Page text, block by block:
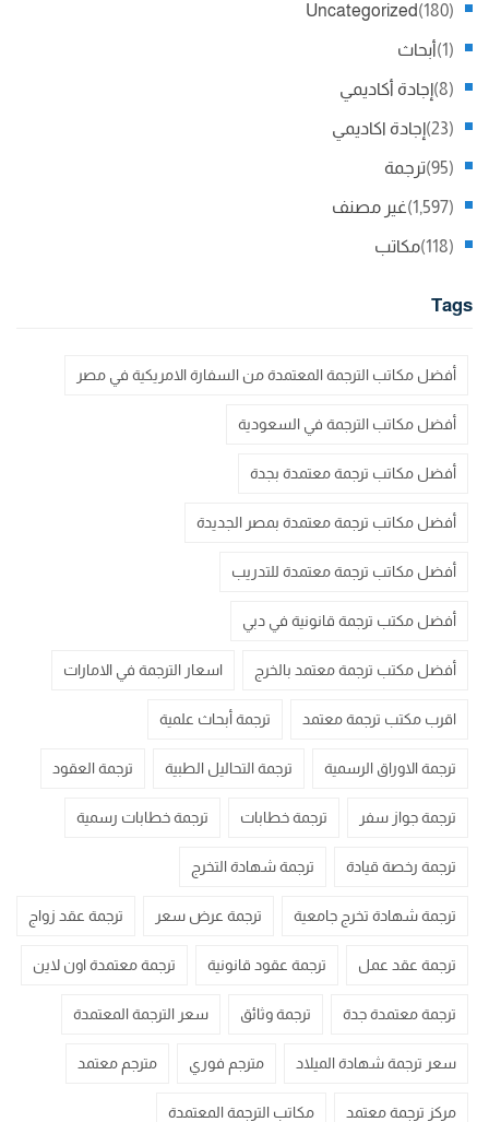
Uncategorized (180)
أبحاث (1)
إجادة أكاديمي (8)
إجادة اكاديمي (23)
ترجمة (95)
غير مصنف (1,597)
مكاتب (118)
Tags
أفضل مكاتب الترجمة المعتمدة من السفارة الامريكية في مصر
أفضل مكاتب الترجمة في السعودية
أفضل مكاتب ترجمة معتمدة بجدة
أفضل مكاتب ترجمة معتمدة بمصر الجديدة
أفضل مكاتب ترجمة معتمدة للتدريب
أفضل مكتب ترجمة قانونية في دبي
أفضل مكتب ترجمة معتمد بالخرج اسعار الترجمة في الامارات
اقرب مكتب ترجمة معتمد ترجمة أبحاث علمية
ترجمة الاوراق الرسمية ترجمة التحاليل الطبية ترجمة العقود
ترجمة جواز سفر ترجمة خطابات ترجمة خطابات رسمية
ترجمة رخصة قيادة ترجمة شهادة التخرج
ترجمة شهادة تخرج جامعية ترجمة عرض سعر ترجمة عقد زواج
ترجمة عقد عمل ترجمة عقود قانونية ترجمة معتمدة اون لاين
ترجمة معتمدة جدة ترجمة وثائق سعر الترجمة المعتمدة
سعر ترجمة شهادة الميلاد مترجم فوري مترجم معتمد
مركز ترجمة معتمد مكاتب الترجمة المعتمدة